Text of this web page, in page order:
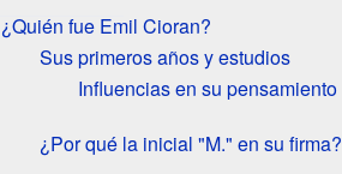
¿Quién fue Emil Cioran?
Sus primeros años y estudios
Influencias en su pensamiento
¿Por qué la inicial "M." en su firma?